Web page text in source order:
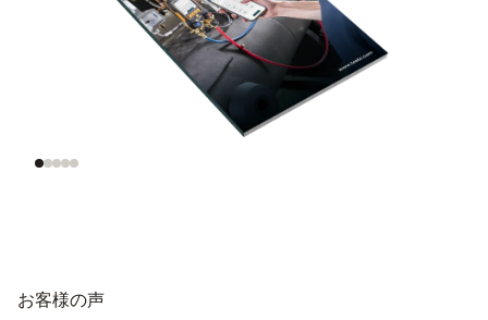
Understanding
Evaluating
refrigerants
お客様の声